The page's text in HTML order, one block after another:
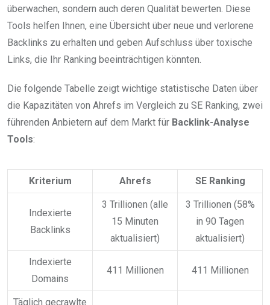
überwachen, sondern auch deren Qualität bewerten. Diese
Tools helfen Ihnen, eine Übersicht über neue und verlorene
Backlinks zu erhalten und geben Aufschluss über toxische
Links, die Ihr Ranking beeinträchtigen könnten.
Die folgende Tabelle zeigt wichtige statistische Daten über
die Kapazitäten von Ahrefs im Vergleich zu SE Ranking, zwei
führenden Anbietern auf dem Markt für Backlink-Analyse
Tools:
Kriterium Ahrefs SE Ranking
Indexierte
Backlinks
3 Trillionen (alle
15 Minuten
aktualisiert)
3 Trillionen (58%
in 90 Tagen
aktualisiert)
Indexierte
Domains
411 Millionen 411 Millionen
Täglich gecrawlte